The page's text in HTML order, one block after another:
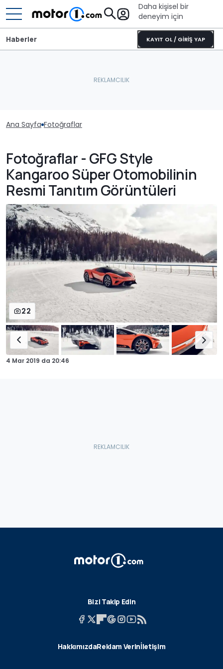
Daha kişisel bir
deneyim için
KAYIT OL / GİRİŞ YAP
Haberler
Ana Sayfa Fotoğraflar
Fotoğraflar - GFG Style
Kangaroo Süper Otomobilinin
Resmi Tanıtım Görüntüleri
22
4 Mar 2019 da 20:46
Bizi Takip Edin
HakkımızdaReklam Verinİletişim